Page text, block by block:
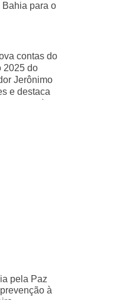
Bahia para o
contas do
2025 do
Jerônimo
e destaca
pela Paz
à